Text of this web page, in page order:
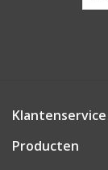
Klantenservice
Producten